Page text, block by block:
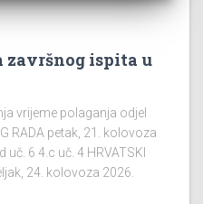
završnog ispita u
vrijeme polaganja odjel
RADA petak, 21. kolovoza
6 4.c uč. 4 HRVATSKI
24. kolovoza 2026.